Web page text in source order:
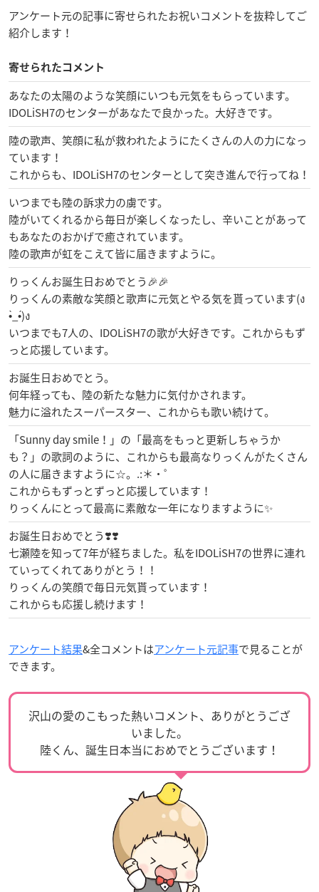
アンケート元の記事に寄せられたお祝いコメントを抜粋してご
紹介します！
寄せられたコメント
あなたの太陽のような笑顔にいつも元気をもらっています。
IDOLiSH7のセンターがあなたで良かった。大好きです。
陸の歌声、笑顔に私が救われたようにたくさんの人の力になっ
ています！
これからも、IDOLiSH7のセンターとして突き進んで行ってね！
いつまでも陸の訴求力の虜です。
陸がいてくれるから毎日が楽しくなったし、辛いことがあって
もあなたのおかげで癒されています。
陸の歌声が虹をこえて皆に届きますように。
りっくんお誕生日おめでとう🎉🎉
りっくんの素敵な笑顔と歌声に元気とやる気を貰っています(ง
•̀_•́)ง
いつまでも7人の、IDOLiSH7の歌が大好きです。これからもず
っと応援しています。
お誕生日おめでとう。
何年経っても、陸の新たな魅力に気付かされます。
魅力に溢れたスーパースター、これからも歌い続けて。
「Sunny day smile！」の「最高をもっと更新しちゃうか
も？」の歌詞のように、これからも最高なりっくんがたくさん
の人に届きますように☆。.:＊・゜
これからもずっとずっと応援しています！
りっくんにとって最高に素敵な一年になりますように✨
お誕生日おめでとう❣️❣️
七瀬陸を知って7年が経ちました。私をIDOLiSH7の世界に連れ
ていってくれてありがとう！！
りっくんの笑顔で毎日元気貰っています！
これからも応援し続けます！
アンケート結果&全コメントはアンケート元記事で見ることが
できます。
沢山の愛のこもった熱いコメント、ありがとうござ
いました。
陸くん、誕生日本当におめでとうございます！